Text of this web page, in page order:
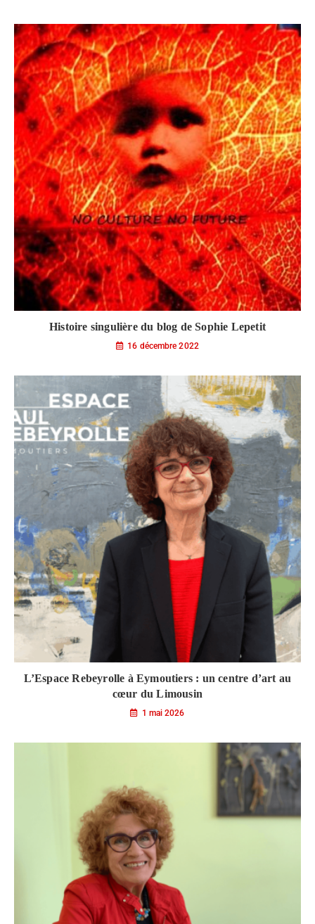
Histoire singulière du blog de Sophie Lepetit
16 décembre 2022
L’Espace Rebeyrolle à Eymoutiers : un centre d’art au
cœur du Limousin
1 mai 2026